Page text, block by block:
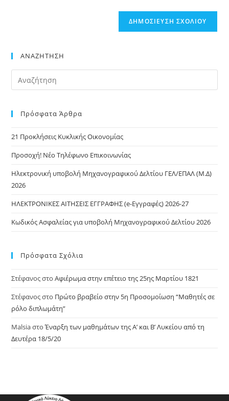
ΑΝΑΖΗΤΗΣΗ
Πρόσφατα Άρθρα
21 Προκλήσεις Κυκλικής Οικονομίας
Προσοχή! Νέο Τηλέφωνο Επικοινωνίας
Ηλεκτρονική υποβολή Μηχανογραφικού Δελτίου ΓΕΛ/ΕΠΑΛ (Μ.Δ)
2026
ΗΛΕΚΤΡΟΝΙΚΕΣ ΑΙΤΗΣΕΙΣ ΕΓΓΡΑΦΗΣ (e-Εγγραφές) 2026-27
Κωδικός Ασφαλείας για υποβολή Μηχανογραφικού Δελτίου 2026
Πρόσφατα Σχόλια
ΣτέφανοςστοΑφιέρωμα στην επέτειο της 25ης Μαρτίου 1821
Στέφανοςστο Πρώτο βραβείο στην 5η Προσομοίωση “Μαθητές σε
ρόλο διπλωμάτη”
MalsiaστοΈναρξη των μαθημάτων της A’ και Β’ Λυκείου από τη
Δευτέρα 18/5/20